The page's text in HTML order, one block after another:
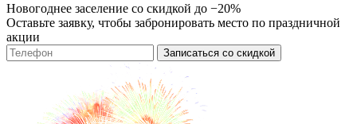
Новогоднее заселение со скидкой до −20%
Оставьте заявку, чтобы забронировать место по праздничной
акции
Записаться со скидкой